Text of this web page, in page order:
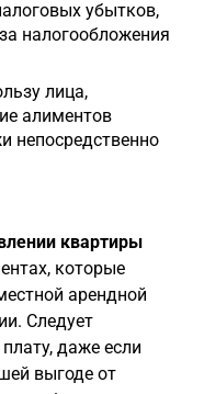
убытков,
налогообложения
лица,
алиментов
непосредственно
квартиры
которые
арендной
Следует
даже если
выгоде от